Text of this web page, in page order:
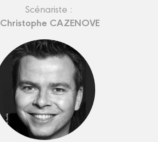
Scénariste :
Christophe CAZENOVE